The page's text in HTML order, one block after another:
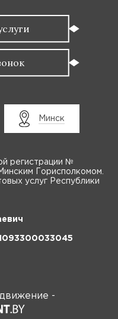
Минск
регистрации №
Горисполкомом.
услуг Республики
-